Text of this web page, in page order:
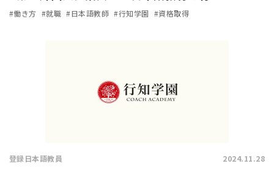
と回答。加速化する『登録日本語教員』の需要！
#働き方 #就職 #日本語教師 #行知学園 #資格取得
登録日本語教員 2024.11.28